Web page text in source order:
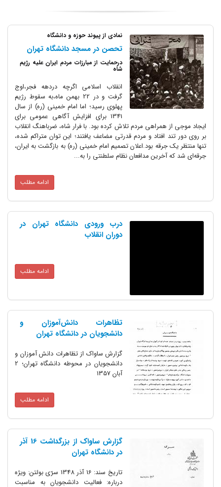
نمادی از پیوند حوزه و دانشگاه
تحصن در مسجد دانشگاه تهران
درحمایت از مبارزات مردم ایران علیه رژیم
شاه
انقلاب اسلامی اگرچه دردهه فجر،اوج
گرفت و در 22 بهمن ماه،به سقوط رژیم
پهلوی رسید؛ اما امام خمینی (ره) از سال
1341 برای افزایش آگاهی عمومی برای
همراهی مردم تلاش کرده بود. با فرار شاه، ضرباهنگ انقلاب
افتاد و مردم قدرتی مضاعف یافتند؛ این توان متراکم شده،
جرقه بود.اعلان تصمیم امام خمینی (ره) به بازگشت به ایران،
مدافعان نظام سلطنتی را به...
درب ورودی دانشگاه تهران در
تظاهرات دانش‌آموزان و
دانشجویان در دانشگاه تهران
گزارش ساواک از تظاهرات دانش آموزان و
دانشجویان در محوطه دانشگاه تهران؛ 2
آبان 1357
گزارش ساواک از بزرگداشت 16 آذر
در دانشگاه تهران
تاریخ سند: 16 آذر 1348 سرّی بولتن: ویژه
درباره: فعالیت دانشجویان به مناسبت